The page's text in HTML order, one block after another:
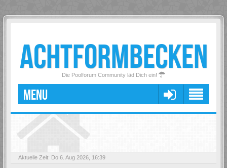
ACHTFORMBECKEN
Die Poolforum Community läd Dich ein!
MENU
Aktuelle Zeit: Do 6. Aug 2026, 16:39